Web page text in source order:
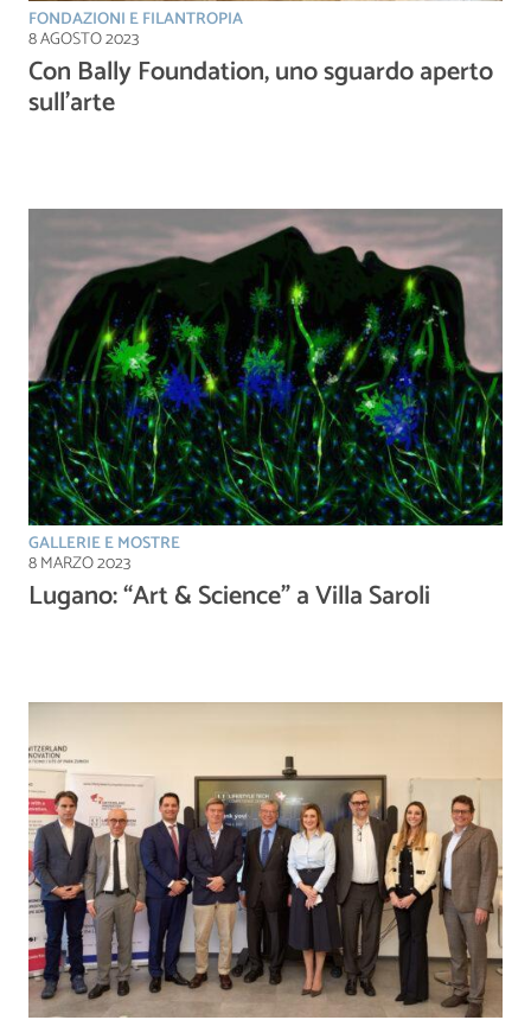
FONDAZIONI E FILANTROPIA
8 AGOSTO 2023
Con Bally Foundation, uno sguardo aperto
sull’arte
GALLERIE E MOSTRE
8 MARZO 2023
Lugano: “Art & Science” a Villa Saroli